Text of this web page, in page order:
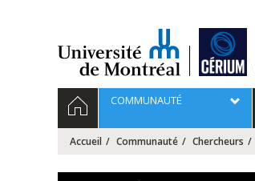
Navigation
principale
ACCUEILCOMMUNAUTÉ
Accueil Communauté Chercheurs